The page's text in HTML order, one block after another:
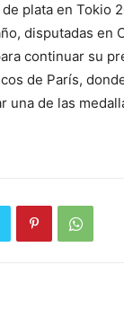
plata en Tokio
disputadas en
continuar su
de París,
una de las